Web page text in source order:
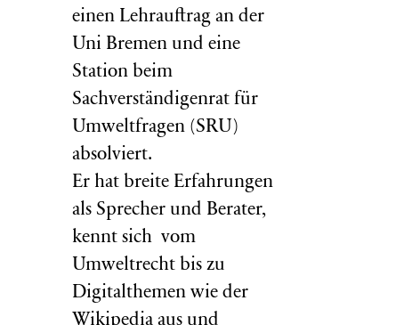
einen Lehrauftrag an der
Uni Bremen und eine
Station beim
Sachverständigenrat für
Umweltfragen (SRU )
absolviert.
Er hat breite Erfahrungen
als Sprecher und Berater,
kennt sich vom
Umweltrecht bis zu
Digitalthemen wie der
Wikipedia aus und